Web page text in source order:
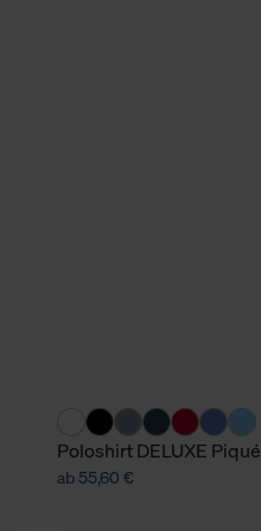
Poloshirt DELUXE Piqué
ab 55,60 €